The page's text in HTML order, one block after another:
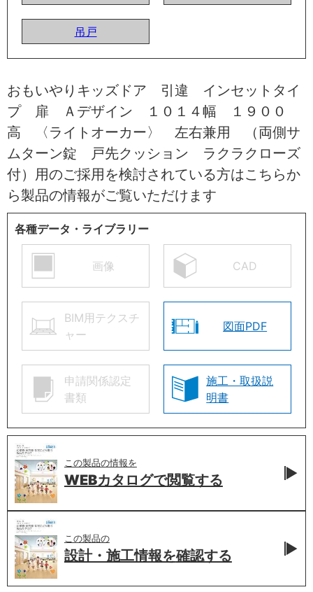
吊戸
おもいやりキッズドア 引違 インセットタイ
プ 扉 Ａデザイン １０１４幅 １９００
高 〈ライトオーカー〉 左右兼用 （両側サ
ムターン錠 戸先クッション ラクラクローズ
付）用のご採用を検討されている方はこちらか
ら製品の情報がご覧いただけます
各種データ・ライブラリー
画像 CAD
BIM用テクスチ
ャー
図面PDF
申請関係認定
書類
施工・取扱説
明書
この製品の情報を
WEBカタログで閲覧する
この製品の
設計・施工情報を確認する